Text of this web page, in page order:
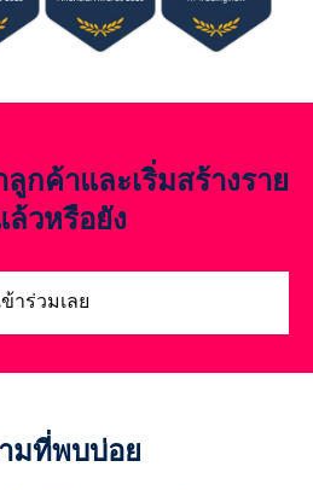
กค้าและเริ่มสร้างราย
ล้วหรือยัง
ข้าร่วมเลย
มที่พบบ่อย